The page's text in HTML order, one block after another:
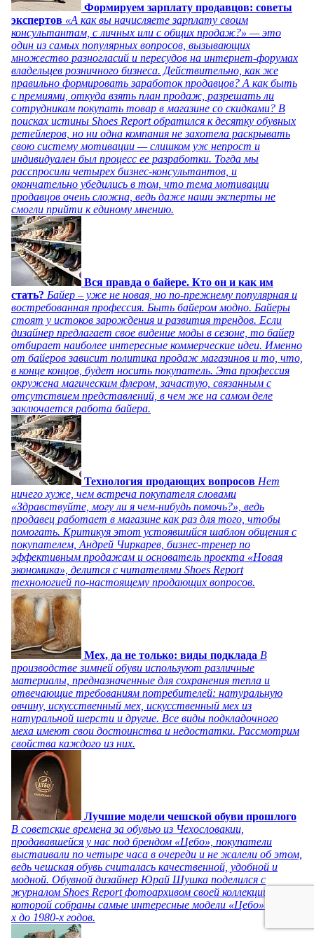
Формируем зарплату продавцов: советы
экспертов «А как вы начисляете зарплату своим
консультантам, с личных или с общих продаж?» — это
один из самых популярных вопросов, вызывающих
множество разногласий и пересудов на интернет-форумах
владельцев розничного бизнеса. Действительно, как же
правильно формировать заработок продавцов? А как быть
с премиями, откуда взять план продаж, разрешать ли
сотрудникам покупать товар в магазине со скидками? В
поисках истины Shoes Report обратился к десятку обувных
ретейлеров, но ни одна компания не захотела раскрывать
свою систему мотивации — слишком уж непрост и
индивидуален был процесс ее разработки. Тогда мы
расспросили четырех бизнес-консультантов, и
окончательно убедились в том, что тема мотивации
продавцов очень сложна, ведь даже наши эксперты не
смогли прийти к единому мнению.
Вся правда о байере. Кто он и как им
стать? Байер – уже не новая, но по-прежнему популярная и
востребованная профессия. Быть байером модно. Байеры
стоят у истоков зарождения и развития трендов. Если
дизайнер предлагает свое видение моды в сезоне, то байер
отбирает наиболее интересные коммерческие идеи. Именно
от байеров зависит политика продаж магазинов и то, что,
в конце концов, будет носить покупатель. Эта профессия
окружена магическим флером, зачастую, связанным с
отсутствием представлений, в чем же на самом деле
заключается работа байера.
Технология продающих вопросов Нет
ничего хуже, чем встреча покупателя словами
«Здравствуйте, могу ли я чем-нибудь помочь?», ведь
продавец работает в магазине как раз для того, чтобы
помогать. Критикуя этот устоявшийся шаблон общения с
покупателем, Андрей Чиркарев, бизнес-тренер по
эффективным продажам и основатель проекта «Новая
экономика», делится с читателями Shoes Report
технологией по-настоящему продающих вопросов.
Мех, да не только: виды подклада В
производстве зимней обуви используют различные
материалы, предназначенные для сохранения тепла и
отвечающие требованиям потребителей: натуральную
овчину, искусственный мех, искусственный мех из
натуральной шерсти и другие. Все виды подкладочного
меха имеют свои достоинства и недостатки. Рассмотрим
свойства каждого из них.
Лучшие модели чешской обуви прошлого
В советские времена за обувью из Чехословакии,
продававшейся у нас под брендом «Цебо», покупатели
выстаивали по четыре часа в очереди и не жалели об этом,
ведь чешская обувь считалась качественной, удобной и
модной. Обувной дизайнер Юрай Шушка поделился с
журналом Shoes Report фотоархивом своей коллекции, в
которой собраны самые интересные модели «Цебо» с 1940-
х до 1980-х годов.